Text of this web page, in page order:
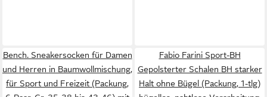
Bench. Sneakersocken für Damen
und Herren in Baumwollmischung,
für Sport und Freizeit (Packung,
Fabio Farini Sport-BH
Gepolsterter Schalen BH starker
Halt ohne Bügel (Packung, 1-tlg)